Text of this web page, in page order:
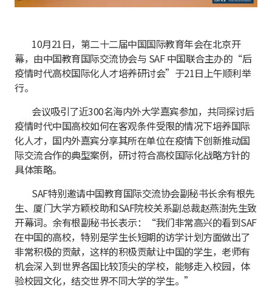
10月21日，第二十二届中国国际教育年会在北京开
幕，由中国教育国际交流协会与 SAF 中国联合主办的“后
疫情时代高校国际化人才培养研讨会”于21日上午顺利举
行。
会议吸引了近300名海内外大学嘉宾参加，共同探讨后
疫情时代中国高校如何在客观条件受限的情况下培养国际
化人才，国内外嘉宾分享其所在单位在疫情下创新推动国
际交流合作的典型案例，研讨符合高校国际化战略方针的
具体策略。
SAF特别邀请中国教育国际交流协会副秘书长余有根先
生、厦门大学方颖校助和SAF院校关系副总裁赵燕澍先生致
开幕词。余有根副秘书长表示：“我们非常高兴的看到SAF
在中国的高校，特别是学生长短期的访学计划方面做出了
非常积极的贡献，这样的积极贡献让中国的学生，老师有
机会深入到世界各国比较顶尖的学校，能够走入校园，体
验校园文化，结交世界不同大学的学生。”